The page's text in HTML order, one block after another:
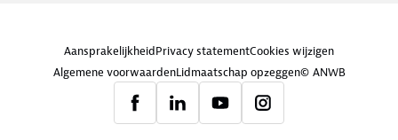
AansprakelijkheidPrivacy statementCookies wijzigen
Algemene voorwaardenLidmaatschap opzeggen© ANWB